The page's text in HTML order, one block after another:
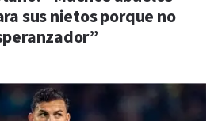
sus nietos porque no